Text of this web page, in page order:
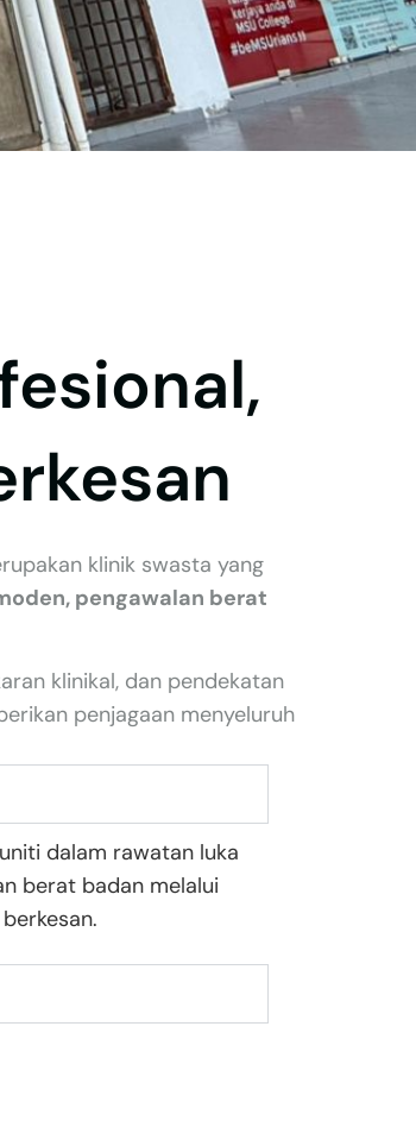
klinik swasta yang
pengawalan berat
klinikal, dan pendekatan
penjagaan menyeluruh
dalam rawatan luka
berat badan melalui